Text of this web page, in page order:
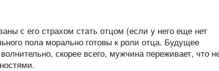
с его страхом стать отцом (если у него еще нет
пола морально готовы к роли отца. Будущее
скорее всего, мужчина переживает, что